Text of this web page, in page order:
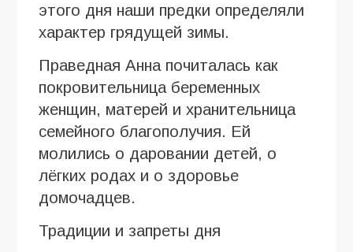
этого дня наши предки определяли
характер грядущей зимы.
Праведная Анна почиталась как
покровительница беременных
женщин, матерей и хранительница
семейного благополучия. Ей
молились о даровании детей, о
лёгких родах и о здоровье
домочадцев.
Традиции и запреты дня